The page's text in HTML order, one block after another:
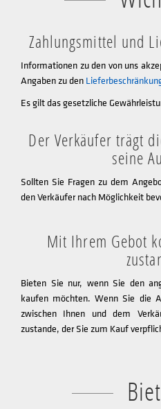
Zahlungsmittel und
Informationen zu den von uns
Angaben zu den
Es gilt das gesetzliche
Der Verkäufer trägt
seine
Sollten Sie Fragen zu dem
den Verkäufer nach Möglichkeit
Mit Ihrem Gebot
Bieten Sie nur, wenn Sie den
kaufen möchten. Wenn Sie die
zwischen Ihnen und dem
zustande, der Sie zum Kauf